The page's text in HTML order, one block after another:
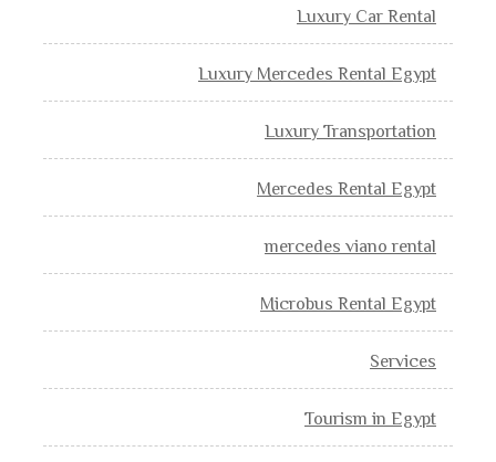
Luxury Car Rental
Luxury Mercedes Rental Egypt
Luxury Transportation
Mercedes Rental Egypt
mercedes viano rental
Microbus Rental Egypt
Services
Tourism in Egypt